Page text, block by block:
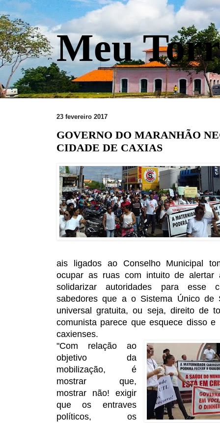
Meu
23 fevereiro 2017
GOVERNO DO MARANHÃO
CIDADE DE CAXIAS
ais ligados ao Conselho Municipal
ocupar as ruas com intuito de alertar
solidarizar autoridades para esse
sabedores que a o Sistema Único de
universal gratuita, ou seja, direito de
comunista parece que esquece disso
caxienses.
"Com relação ao
objetivo da
mobilização, é
mostrar que,
mostrar não! exigir
que os entraves
políticos, os